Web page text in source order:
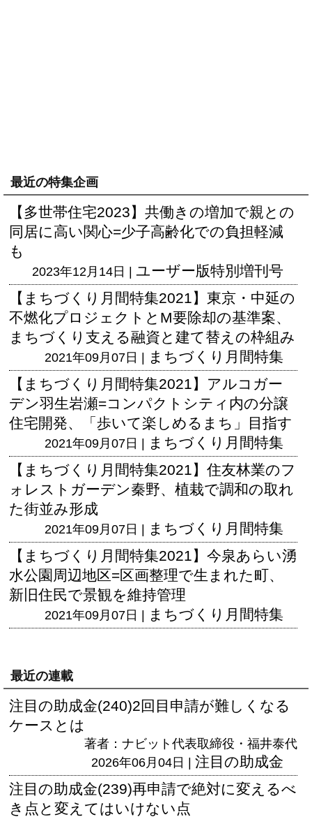
最近の特集企画
【多世帯住宅2023】共働きの増加で親との
同居に高い関心=少子高齢化での負担軽減
も
2023年12月14日 | ユーザー版特別増刊号
【まちづくり月間特集2021】東京・中延の
不燃化プロジェクトとM要除却の基準案、
まちづくり支える融資と建て替えの枠組み
2021年09月07日 | まちづくり月間特集
【まちづくり月間特集2021】アルコガー
デン羽生岩瀬=コンパクトシティ内の分譲
住宅開発、「歩いて楽しめるまち」目指す
2021年09月07日 | まちづくり月間特集
【まちづくり月間特集2021】住友林業のフ
ォレストガーデン秦野、植栽で調和の取れ
た街並み形成
2021年09月07日 | まちづくり月間特集
【まちづくり月間特集2021】今泉あらい湧
水公園周辺地区=区画整理で生まれた町、
新旧住民で景観を維持管理
2021年09月07日 | まちづくり月間特集
最近の連載
注目の助成金(240)2回目申請が難しくなる
ケースとは
著者：ナビット代表取締役・福井泰代
2026年06月04日 | 注目の助成金
注目の助成金(239)再申請で絶対に変えるべ
き点と変えてはいけない点